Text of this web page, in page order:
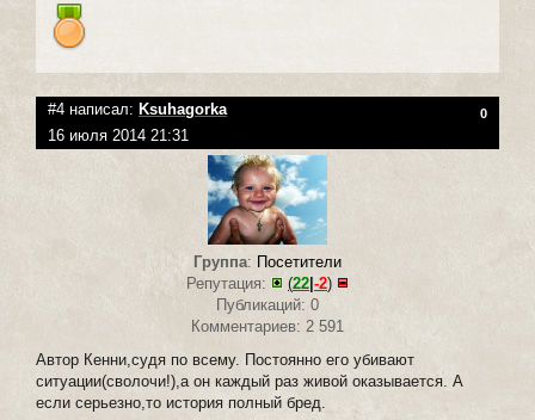
#4 написал: Ksuhagorka 0
16 июля 2014 21:31
Группа: Посетители
Репутация:
(22|-2)
Публикаций: 0
Комментариев: 2 591
Автор Кенни,судя по всему. Постоянно его убивают
ситуации(сволочи!),а он каждый раз живой оказывается. А
если серьезно,то история полный бред.